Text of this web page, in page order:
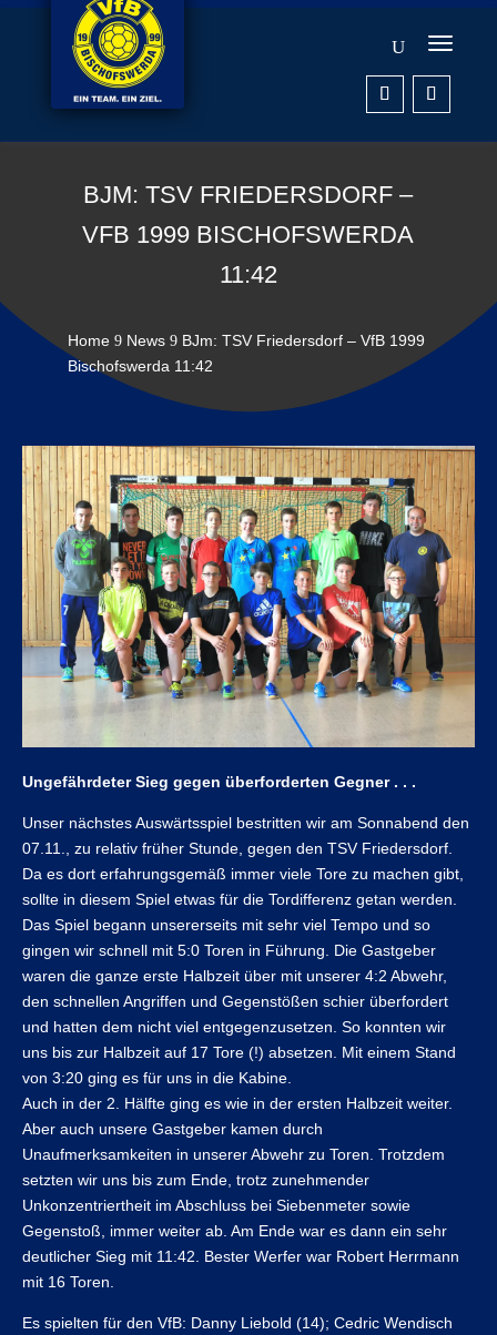
BJM: TSV FRIEDERSDORF –
VFB 1999 BISCHOFSWERDA
11:42
Home 9 News 9 BJm: TSV Friedersdorf – VfB 1999
Bischofswerda 11:42
Ungefährdeter Sieg gegen überforderten Gegner . . .
Unser nächstes Auswärtsspiel bestritten wir am Sonnabend den
07.11., zu relativ früher Stunde, gegen den TSV Friedersdorf.
Da es dort erfahrungsgemäß immer viele Tore zu machen gibt,
sollte in diesem Spiel etwas für die Tordifferenz getan werden.
Das Spiel begann unsererseits mit sehr viel Tempo und so
gingen wir schnell mit 5:0 Toren in Führung. Die Gastgeber
waren die ganze erste Halbzeit über mit unserer 4:2 Abwehr,
den schnellen Angriffen und Gegenstößen schier überfordert
und hatten dem nicht viel entgegenzusetzen. So konnten wir
uns bis zur Halbzeit auf 17 Tore (!) absetzen. Mit einem Stand
von 3:20 ging es für uns in die Kabine.
Auch in der 2. Hälfte ging es wie in der ersten Halbzeit weiter.
Aber auch unsere Gastgeber kamen durch
Unaufmerksamkeiten in unserer Abwehr zu Toren. Trotzdem
setzten wir uns bis zum Ende, trotz zunehmender
Unkonzentriertheit im Abschluss bei Siebenmeter sowie
Gegenstoß, immer weiter ab. Am Ende war es dann ein sehr
deutlicher Sieg mit 11:42. Bester Werfer war Robert Herrmann
mit 16 Toren.
Es spielten für den VfB: Danny Liebold (14); Cedric Wendisch